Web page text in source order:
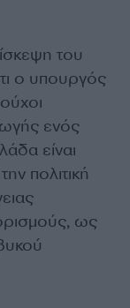
του
ο υπουργός
ενός
είναι
πολιτική
ως